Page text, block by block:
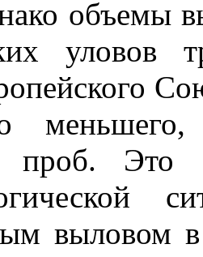
объемы
проб. Это
выловом